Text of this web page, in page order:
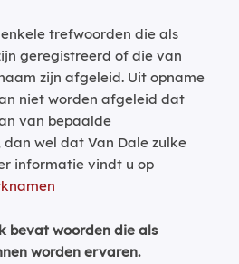
trefwoorden die als
geregistreerd of die van
zijn afgeleid. Uit opname
niet worden afgeleid dat
van bepaalde
wel dat Van Dale zulke
informatie vindt u op
bevat woorden die als
worden ervaren.